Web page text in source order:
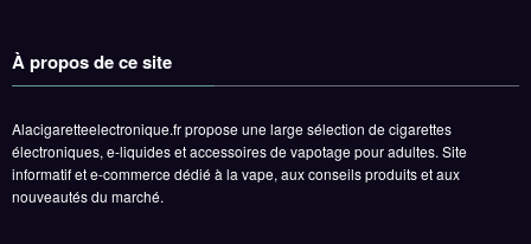
À propos de ce site
Alacigaretteelectronique.fr propose une large sélection de cigarettes
électroniques, e-liquides et accessoires de vapotage pour adultes. Site
informatif et e-commerce dédié à la vape, aux conseils produits et aux
nouveautés du marché.